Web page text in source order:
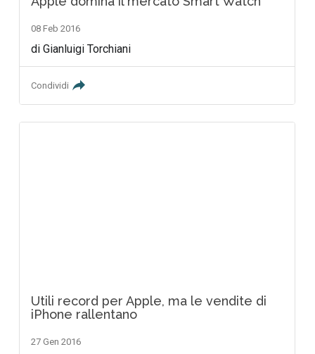
08 Feb 2016
di Gianluigi Torchiani
Condividi
Utili record per Apple, ma le vendite di
iPhone rallentano
27 Gen 2016